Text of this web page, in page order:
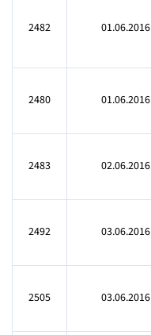
2482 01.06.2016
2480 01.06.2016
2483 02.06.2016
2492 03.06.2016
2505 03.06.2016